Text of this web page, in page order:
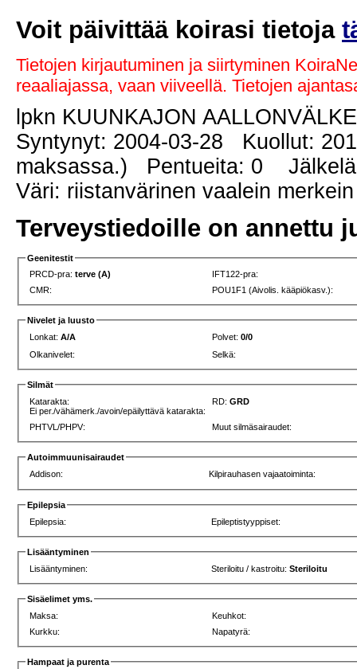
Voit päivittää koirasi tietoja
Tietojen kirjautuminen ja siirtyminen
reaaliajassa, vaan viiveellä. Tietojen
lpkn KUUNKAJON
Syntynyt: 2004-03-28 Kuollut:
maksassa.) Pentueita: 0
Väri: riistanvärinen vaalein merkein
Terveystiedoille on annettu
Geenitestit
PRCD-pra:terve (A)
IFT122-pra:
CMR:
POU1F1 (Aivolis. kääpiökasv.):
Nivelet ja luusto
Lonkat:A/A Polvet:0/0
Olkanivelet:
Selkä:
Silmät
Katarakta:
Ei per./vähämerk./avoin/epäilyttävä katarakta:
RD:GRD
PHTVL/PHPV: Muut silmäsairaudet:
Autoimmuunisairaudet
Addison:
Kilpirauhasen vajaatoiminta:
Epilepsia
Epilepsia:
Epileptistyyppiset:
Lisääntyminen
Lisääntyminen:
Steriloitu / kastroitu:Steriloitu
Sisäelimet yms.
Maksa:
Keuhkot:
Kurkku:
Napatyrä:
Hampaat ja purenta